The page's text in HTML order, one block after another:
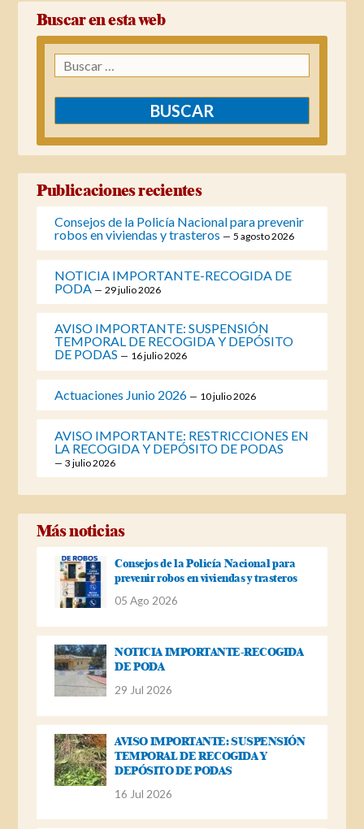
Buscar en esta web
Buscar:
Publicaciones recientes
Consejos de la Policía Nacional para prevenir
robos en viviendas y trasteros
5 agosto 2026
NOTICIA IMPORTANTE-RECOGIDA DE
PODA
29 julio 2026
AVISO IMPORTANTE: SUSPENSIÓN
TEMPORAL DE RECOGIDA Y DEPÓSITO
DE PODAS
16 julio 2026
Actuaciones Junio 2026 10 julio 2026
AVISO IMPORTANTE: RESTRICCIONES EN
LA RECOGIDA Y DEPÓSITO DE PODAS
3 julio 2026
Más noticias
Consejos de la Policía Nacional para
prevenir robos en viviendas y trasteros
05 Ago 2026
NOTICIA IMPORTANTE-RECOGIDA
DE PODA
29 Jul 2026
AVISO IMPORTANTE: SUSPENSIÓN
TEMPORAL DE RECOGIDA Y
DEPÓSITO DE PODAS
16 Jul 2026